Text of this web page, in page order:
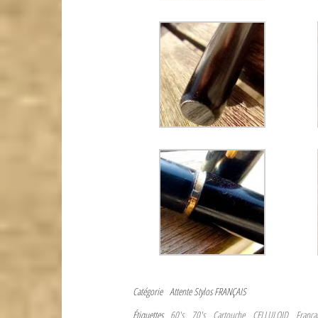
Catégorie Attente Stylos FRANÇAIS
Étiquettes 60's 70's Cartouche CELLULOID